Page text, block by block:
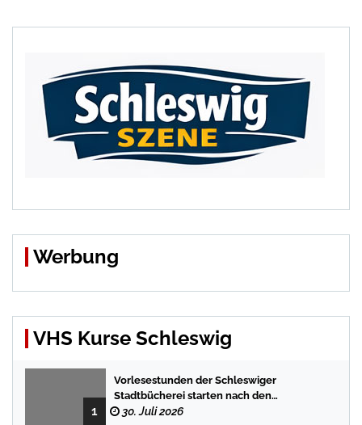
Werbung
VHS Kurse Schleswig
1
Vorlesestunden der Schleswiger
Stadtbücherei starten nach den
Sommerferien mit spannenden
30. Juli 2026